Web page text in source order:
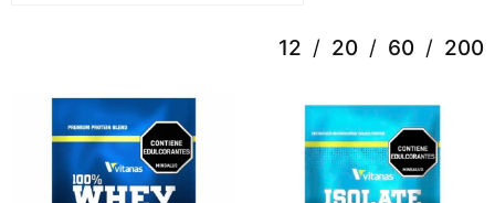
12 20 60 200